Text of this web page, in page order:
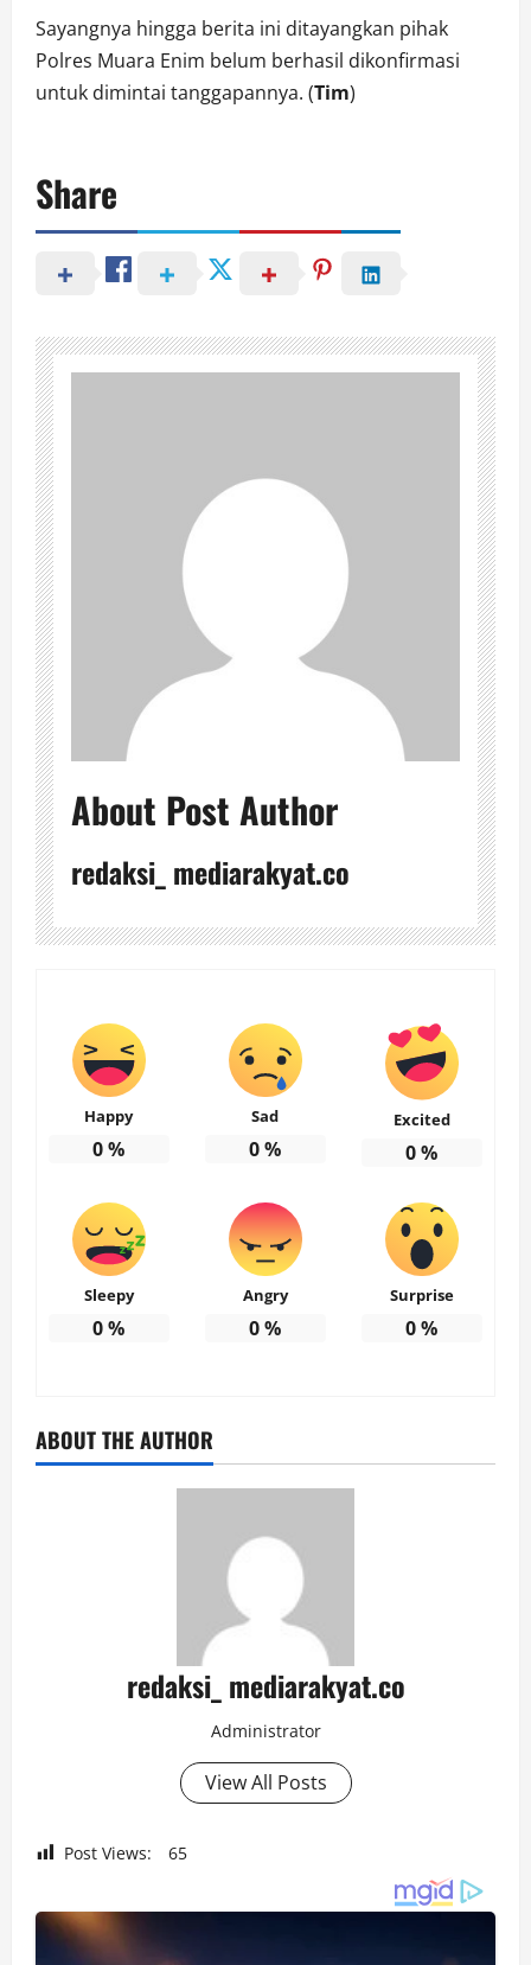
Sayangnya hingga berita ini ditayangkan pihak
Polres Muara Enim belum berhasil dikonfirmasi
untuk dimintai tanggapannya. (Tim)
Share
About Post Author
redaksi_ mediarakyat.co
Happy
0%
Sad
0%
Excited
0%
Sleepy
0%
Angry
0%
Surprise
0%
ABOUT THE AUTHOR
redaksi_ mediarakyat.co
Administrator
View All Posts
Post Views: 65